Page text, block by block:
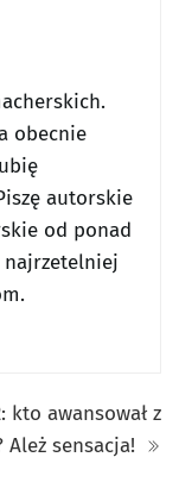
obecnie
autorskie
od ponad
najrzetelniej
kto awansował z
Ależ sensacja!